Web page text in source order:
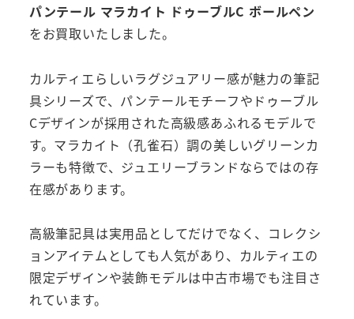
パンテール マラカイト ドゥーブルC ボールペン
をお買取いたしました。
カルティエらしいラグジュアリー感が魅力の筆記
具シリーズで、パンテールモチーフやドゥーブル
Cデザインが採用された高級感あふれるモデルで
す。マラカイト（孔雀石）調の美しいグリーンカ
ラーも特徴で、ジュエリーブランドならではの存
在感があります。
高級筆記具は実用品としてだけでなく、コレクシ
ョンアイテムとしても人気があり、カルティエの
限定デザインや装飾モデルは中古市場でも注目さ
れています。